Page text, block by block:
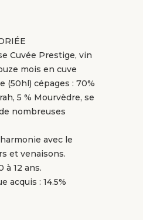
Cuvée Prestige, vin
mois en cuve
(50hl) cépages : 70%
5 % Mourvèdre, se
nombreuses
avec le
et venaisons.
à 12 ans.
acquis : 14.5%